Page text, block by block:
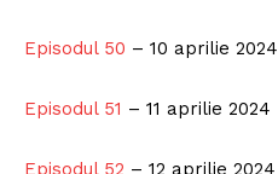
Episodul 50 – 10 aprilie 2024
Episodul 51 – 11 aprilie 2024
Episodul 52 – 12 aprilie 2024